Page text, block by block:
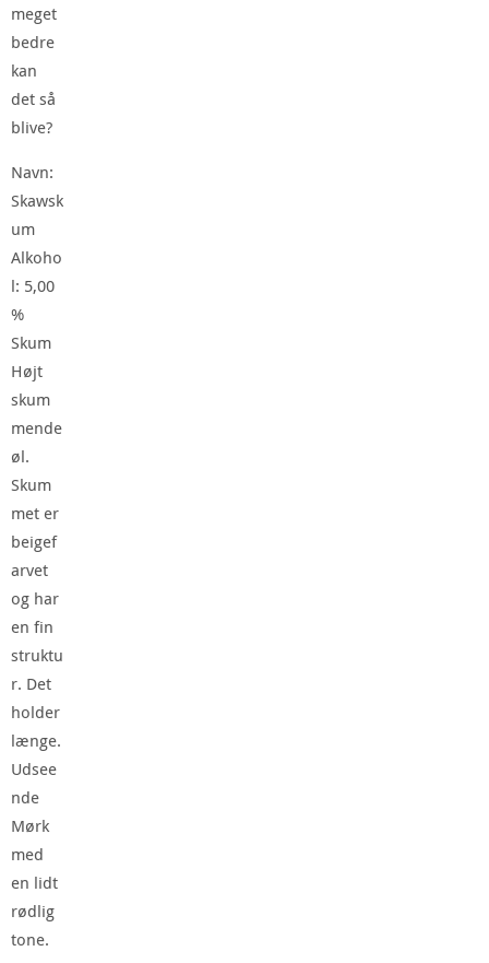
meget
bedre
kan
det så
blive?
Navn:
Skawsk
um
Alkoho
l: 5,00
%
Skum
Højt
skum
mende
øl.
Skum
met er
beigef
arvet
og har
en fin
struktu
r. Det
holder
længe.
Udsee
nde
Mørk
med
en lidt
rødlig
tone.